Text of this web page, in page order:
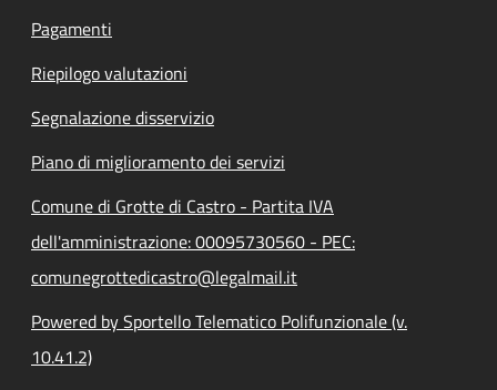
Pagamenti
Riepilogo valutazioni
Segnalazione disservizio
Piano di miglioramento dei servizi
Comune di Grotte di Castro - Partita IVA
dell'amministrazione: 00095730560 - PEC:
comunegrottedicastro@legalmail.it
Powered by Sportello Telematico Polifunzionale (v.
10.41.2)